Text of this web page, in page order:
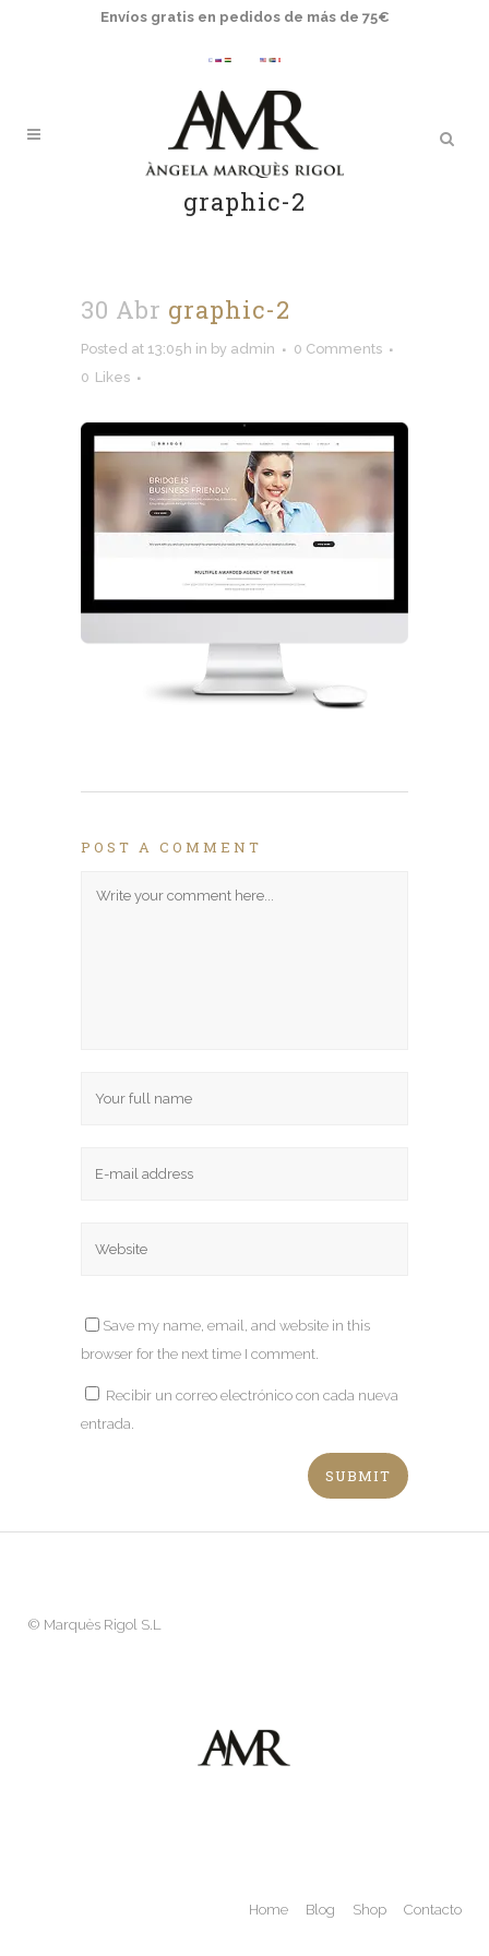
Envíos gratis en pedidos de más de 75€
graphic-2
30 Abr graphic-2
Posted at 13:05h in by admin
0 Comments
0 Likes
POST A COMMENT
Save my name, email, and website in this
browser for the next time I comment.
Recibir un correo electrónico con cada nueva
entrada.
© Marquès Rigol S.L
Home Blog Shop Contacto